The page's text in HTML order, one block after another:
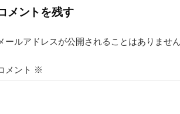
メントを残す
ールアドレスが公開されることはありません
メント ※